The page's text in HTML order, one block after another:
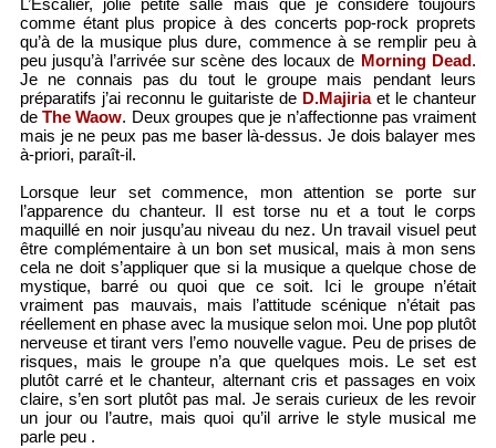
L’Escalier, jolie petite salle mais que je considère toujours
comme étant plus propice à des concerts pop-rock proprets
qu’à de la musique plus dure, commence à se remplir peu à
peu jusqu’à l’arrivée sur scène des locaux de Morning Dead.
Je ne connais pas du tout le groupe mais pendant leurs
préparatifs j’ai reconnu le guitariste de D.Majiriaet le chanteur
deThe Waow. Deux groupes que je n’affectionne pas vraiment
mais je ne peux pas me baser là-dessus. Je dois balayer mes
à-priori, paraît-il.
Lorsque leur set commence, mon attention se porte sur
l’apparence du chanteur. Il est torse nu et a tout le corps
maquillé en noir jusqu’au niveau du nez. Un travail visuel peut
être complémentaire à un bon set musical, mais à mon sens
cela ne doit s’appliquer que si la musique a quelque chose de
mystique, barré ou quoi que ce soit. Ici le groupe n’était
vraiment pas mauvais, mais l’attitude scénique n’était pas
réellement en phase avec la musique selon moi. Une pop plutôt
nerveuse et tirant vers l’emo nouvelle vague. Peu de prises de
risques, mais le groupe n’a que quelques mois. Le set est
plutôt carré et le chanteur, alternant cris et passages en voix
claire, s’en sort plutôt pas mal. Je serais curieux de les revoir
un jour ou l’autre, mais quoi qu’il arrive le style musical me
parle peu .